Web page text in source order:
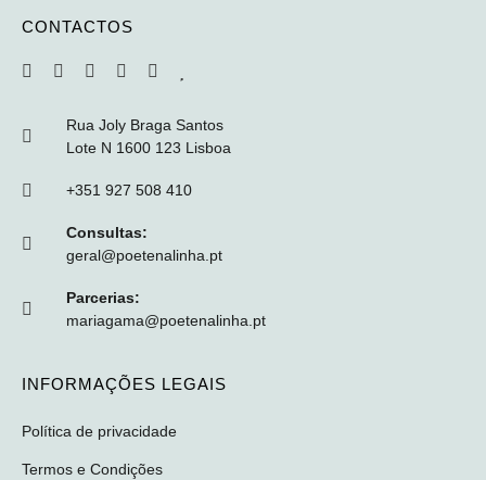
CONTACTOS
Rua Joly Braga Santos
Lote N 1600 123 Lisboa
+351 927 508 410
Consultas:
geral@poetenalinha.pt
Parcerias:
mariagama@poetenalinha.pt
INFORMAÇÕES LEGAIS
Política de privacidade
Termos e Condições